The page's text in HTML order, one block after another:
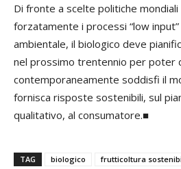
Di fronte a scelte politiche
forzatamente i processi “low
ambientale, il biologico deve
nel prossimo trentennio per poter
contemporaneamente soddisfi il
fornisca risposte sostenibili, sul
qualitativo, al consumatore.■
TAG biologico frutticoltura